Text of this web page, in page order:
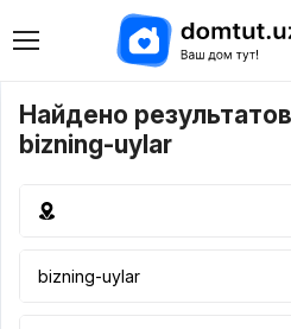
Найдено
bizning-uylar